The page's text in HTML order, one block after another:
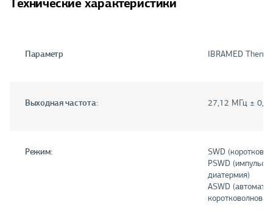
Параметр IBRAMED
Выходная частота: 27,12 MГц ±
Режим:
SWD
PSWD
диатермия)
ASWD